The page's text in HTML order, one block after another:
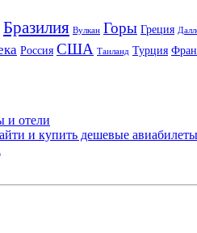
Бразилия Вулкан Горы Греция
Россия США Таиланд Турция
и отели
и купить дешевые